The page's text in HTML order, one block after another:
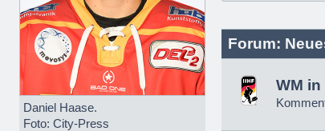
Daniel Haase.
Foto: City-Press
Forum:
WM